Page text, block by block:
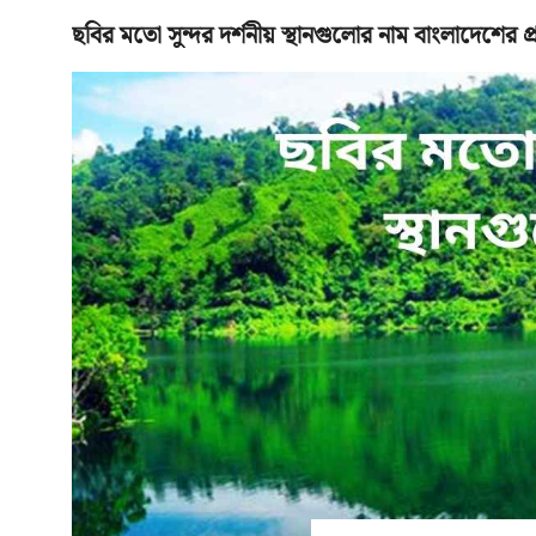
মূলপাতা
ছবির মতো সুন্দর দর্শনীয় স্থানগুলোর নাম বাংলাদেশের